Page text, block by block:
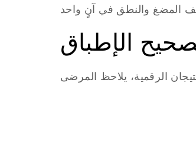
الإطباق